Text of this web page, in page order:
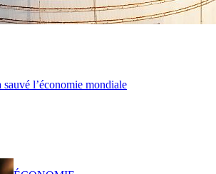
l’économie mondiale